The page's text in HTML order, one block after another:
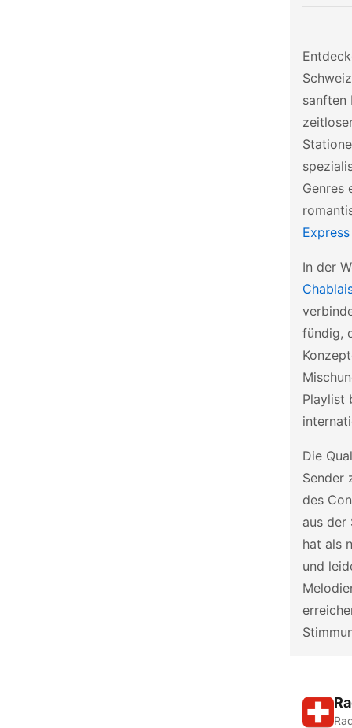
sanften
Genres
Express
In der
fündig,
Playlist
Die
Sender
des
aus der
hat als
und